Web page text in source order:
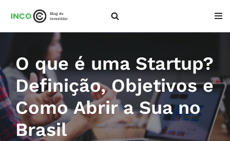
conteúdo
O que é uma Startup?
Definição, Objetivos e
Como Abrir a Sua no
Brasil